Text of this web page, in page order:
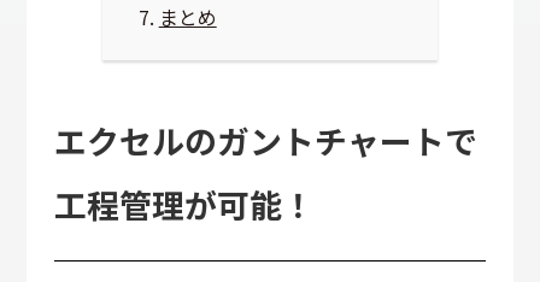
まとめ
エクセルのガントチャートで
工程管理が可能！